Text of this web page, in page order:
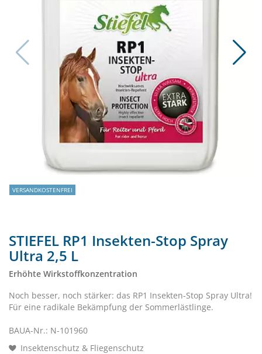
VERSANDKOSTENFREI
STIEFEL RP1 Insekten-Stop Spray
Ultra 2,5 L
Erhöhte Wirkstoffkonzentration
Noch besser, noch stärker: das RP1 Insekten-Stop Spray Ultra!
Für eine radikale Bekämpfung der Sommerlästlinge.
BAUA-Nr.: N-101960
Insektenschutz & Fliegenschutz